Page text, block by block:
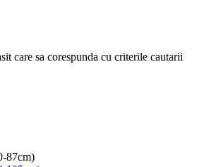
care sa corespunda cu criterile cautarii
87cm)